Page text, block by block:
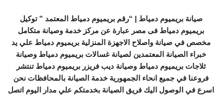
صيانة بريميوم دمياط | “رقم بريميوم دمياط المعتمد ” توكيل
بريميوم دمياط فى مصر عبارة عن مركز خدمة وصيانة متكامل
مخصص في صيانة واصلاح الاجهزة المنزلية بريميوم دمياط علي يد
خبراء الصيانة المعتمدين لصيانة غسالات بريميوم دمياط وصيانة
ثلاجات بريميوم دمياط وصيانة ديب فريزر بريميوم دمياط تنتشر
فروعنا في جميع انحاء الجمهورية خدمة الصيانة بالمحافظات نحن
اسرع في الوصول اليك فريق الصيانة بخدمتكم علي مدار اليوم اتصل